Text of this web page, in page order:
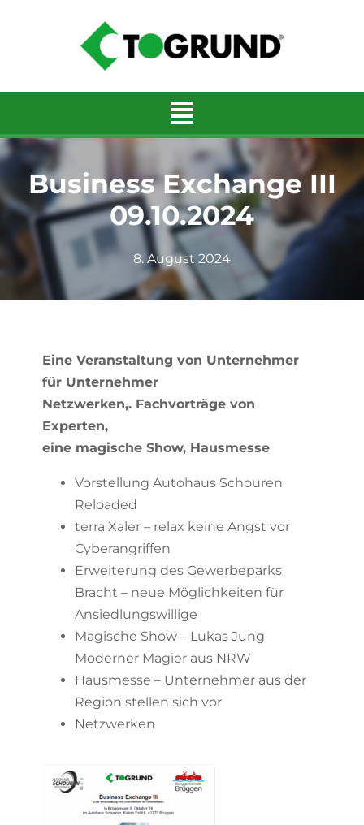
Business Exchange III
09.10.2024
8. August 2024
Eine Veranstaltung von Unternehmer
für Unternehmer
Netzwerken,. Fachvorträge von
Experten,
eine magische Show, Hausmesse
Vorstellung Autohaus Schouren
Reloaded
terra Xaler – relax keine Angst vor
Cyberangriffen
Erweiterung des Gewerbeparks
Bracht – neue Möglichkeiten für
Ansiedlungswillige
Magische Show – Lukas Jung
Moderner Magier aus NRW
Hausmesse – Unternehmer aus der
Region stellen sich vor
Netzwerken